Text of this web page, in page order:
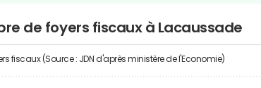
de foyers fiscaux à Lacaussade
fiscaux (Source : JDN d'après ministère de l'Economie)